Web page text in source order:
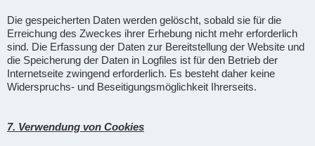
Die gespeicherten Daten werden gelöscht, sobald sie für die
Erreichung des Zweckes ihrer Erhebung nicht mehr erforderlich
sind. Die Erfassung der Daten zur Bereitstellung der Website und
die Speicherung der Daten in Logfiles ist für den Betrieb der
Internetseite zwingend erforderlich. Es besteht daher keine
Widerspruchs- und Beseitigungsmöglichkeit Ihrerseits.
7. Verwendung von Cookies